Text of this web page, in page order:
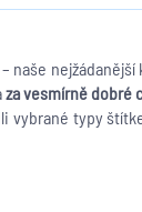
naše nejžádanější
za vesmírně dobré
vybrané typy